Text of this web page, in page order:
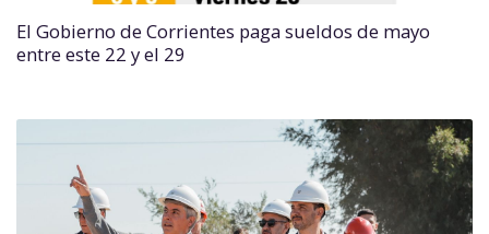
El Gobierno de Corrientes paga sueldos de mayo
entre este 22 y el 29